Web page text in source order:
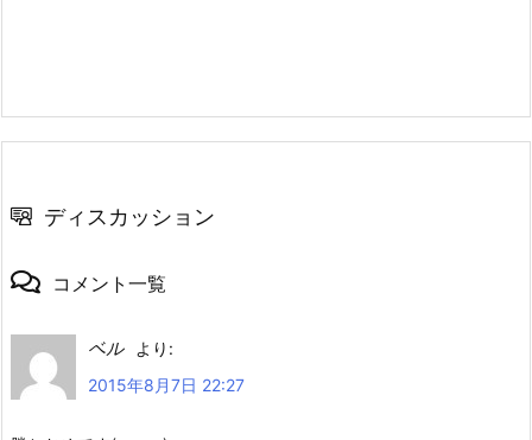
ディスカッション
コメント一覧
ベル
より:
2015年8月7日 22:27